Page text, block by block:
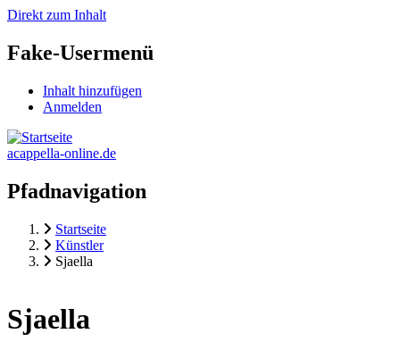
Direkt zum Inhalt
Fake-Usermenü
Inhalt hinzufügen
Anmelden
acappella-online.de
Pfadnavigation
Startseite
Künstler
Sjaella
Sjaella